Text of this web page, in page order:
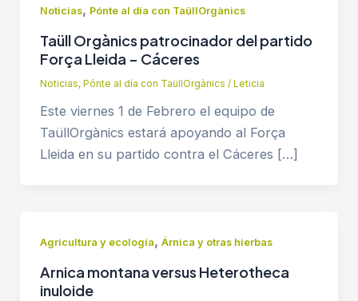
Noticias, Pónte al día con TaüllOrgànics
Taüll Orgànics patrocinador del partido
Força Lleida – Cáceres
Noticias, Pónte al día con TaüllOrgànics / Leticia
Este viernes 1 de Febrero el equipo de
TaüllOrgànics estará apoyando al Força
Lleida en su partido contra el Cáceres […]
Agricultura y ecología, Árnica y otras hierbas
Arnica montana versus Heterotheca
inuloide